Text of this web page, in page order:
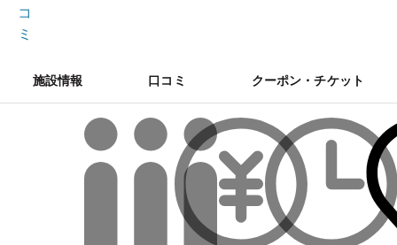
コ
ミ
施設情報 口コミ クーポン・チケット